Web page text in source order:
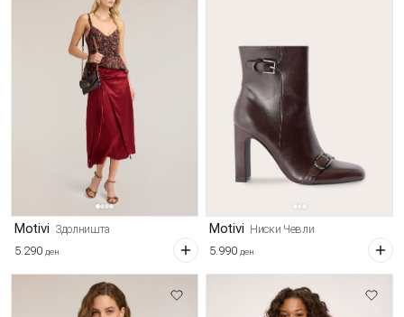
Motivi Здолништа
5.290 ден
Motivi Ниски Чевли
5.990 ден